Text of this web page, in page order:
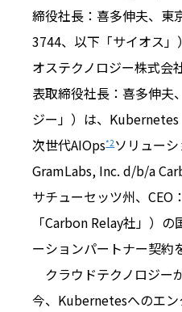
締役社長：喜多伸夫、東
3744、以下「サイオス
オステクノロジー株式会
表取締役社長：喜多伸夫
ジー」）は、
次世代AIOps*2ソリュー
GramLabs, Inc. d/b/a
サチューセッツ州、
「Carbon Relay社」）
ーションパートナー契約
クラウドテクノロジー
今、Kubernetesへのエ